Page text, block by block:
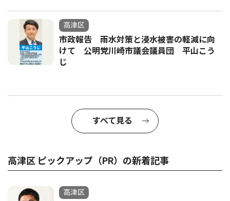
高津区
市政報告 雨水対策と浸水被害の軽減に向
けて 公明党川崎市議会議員団 平山こう
じ
すべて見る
高津区 ピックアップ（PR）の新着記事
高津区